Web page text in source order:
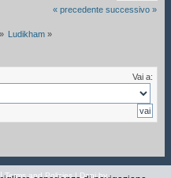
« precedente successivo »
Ludikham »
Vai a:
|Terms and Policies | Dani by